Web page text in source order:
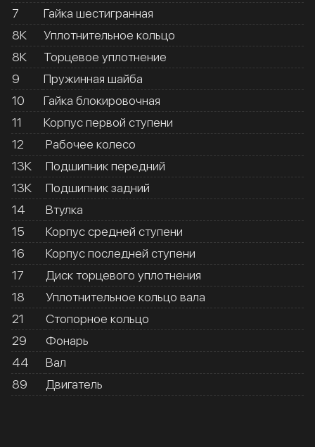
7
Гайка шестигранная
8К
Уплотнительное кольцо
8К
Торцевое уплотнение
9
Пружинная шайба
10
Гайка блокировочная
11
Корпус первой ступени
12
Рабочее колесо
13К
Подшипник передний
13К
Подшипник задний
14
Втулка
15
Корпус средней ступени
16
Корпус последней ступени
17
Диск торцевого уплотнения
18
Уплотнительное кольцо вала
21
Стопорное кольцо
29
Фонарь
44
Вал
89
Двигатель